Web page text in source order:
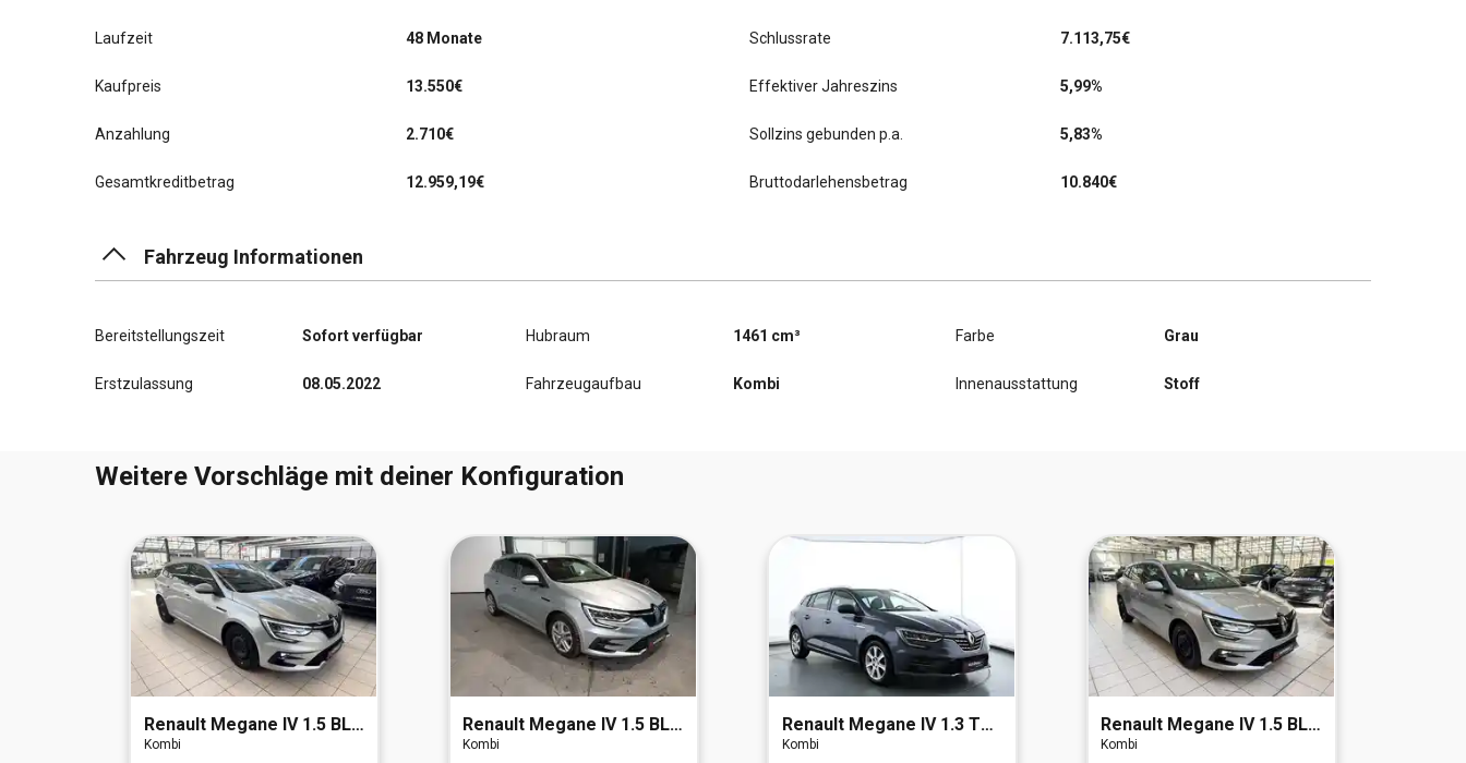
Laufzeit 48 Monate
Kaufpreis 13.550€
Anzahlung 2.710€
Gesamtkreditbetrag 12.959,19€
Schlussrate 7.113,75€
Effektiver Jahreszins 5,99%
Sollzins gebunden p.a. 5,83%
Bruttodarlehensbetrag 10.840€
Fahrzeug Informationen
Bereitstellungszeit Sofort verfügbar
Erstzulassung 08.05.2022
Hubraum 1461 cm³
Fahrzeugaufbau Kombi
Farbe Grau
Innenausstattung Stoff
Weitere Vorschläge mit deiner Konfiguration
Renault Megane IV 1.5 BLUE dCi 115 Grandtour Equilibre (EU
Kombi
Renault Megane IV 1.5 BLUE dCi 115 Grandtour Equilibre (EU
Kombi
Renault Megane IV 1.3 TCe 140 Grandtour Intens GPF (EU6 d)
Kombi
Renault Megane IV 1.5 BLUE dCi 115 Grandtour Equilibre (EU
Kombi